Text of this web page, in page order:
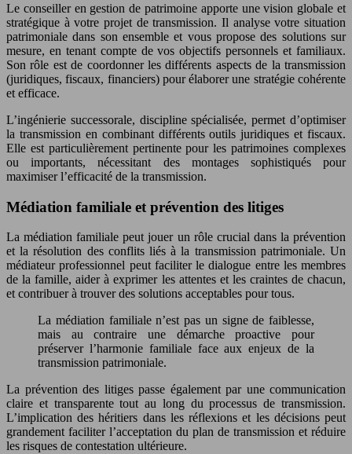
Le conseiller en gestion de patrimoine apporte une vision globale et
stratégique à votre projet de transmission. Il analyse votre situation
patrimoniale dans son ensemble et vous propose des solutions sur
mesure, en tenant compte de vos objectifs personnels et familiaux.
Son rôle est de coordonner les différents aspects de la transmission
(juridiques, fiscaux, financiers) pour élaborer une stratégie cohérente
et efficace.
L’ingénierie successorale, discipline spécialisée, permet d’optimiser
la transmission en combinant différents outils juridiques et fiscaux.
Elle est particulièrement pertinente pour les patrimoines complexes
ou importants, nécessitant des montages sophistiqués pour
maximiser l’efficacité de la transmission.
Médiation familiale et prévention des litiges
La médiation familiale peut jouer un rôle crucial dans la prévention
et la résolution des conflits liés à la transmission patrimoniale. Un
médiateur professionnel peut faciliter le dialogue entre les membres
de la famille, aider à exprimer les attentes et les craintes de chacun,
et contribuer à trouver des solutions acceptables pour tous.
La médiation familiale n’est pas un signe de faiblesse,
mais au contraire une démarche proactive pour
préserver l’harmonie familiale face aux enjeux de la
transmission patrimoniale.
La prévention des litiges passe également par une communication
claire et transparente tout au long du processus de transmission.
L’implication des héritiers dans les réflexions et les décisions peut
grandement faciliter l’acceptation du plan de transmission et réduire
les risques de contestation ultérieure.